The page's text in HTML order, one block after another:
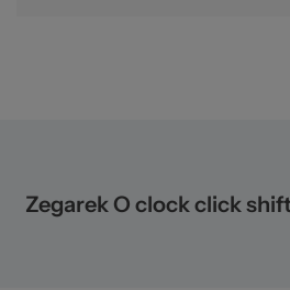
Zegarek O clock click